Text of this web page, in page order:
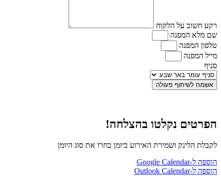
רקע חשוב על הלקוח
שם מלא המפנה
טלפון המפנה
מייל המפנה
סניף
אשמח לשיתוף פעולה
הפרטים נקלטו בהצלחה!
לקבלת הלינק ושמירת האירוע ביומן בחרו את סוג היומן
הוספה ל-Google Calendar
הוספה ל-Outlook Calendar